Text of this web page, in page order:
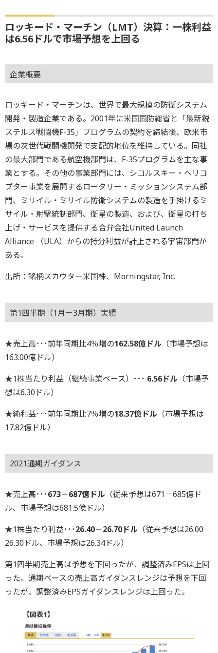
ロッキード・マーチン（LMT）決算：一株利益
は6.56ドルで市場予想を上回る
企業概要
ロッキード・マーチンは、世界で最大規模の防衛システム
開発・製造企業である。2001年に米国国防総省と「最新鋭
ステルス戦闘機F-35」プログラムの契約を締結後、欧米市
場の次世代戦闘機開発で支配的地位を維持している。同社
の最大部門である航空機部門は、F-35プログラムを主な事
業とする。その他の事業部門には、シコルスキー・ヘリコ
プター事業を展開するロータリー・ミッションシステム部
門、ミサイル・ミサイル防衛システムの製造を手掛けるミ
サイル・射撃統制部門、衛星の製造、および、衛星の打ち
上げ・サービスを提供する合弁会社United Launch
Alliance （ULA）からの持分利益が計上される宇宙部門が
ある。
出所：銘柄スカウター米国株、Morningstar, Inc.
第1四半期（1月－3月期）実績
★売上高･･･前年同期比4％増の162.58億ドル （市場予想は
163.00億ドル）
★1株当たり利益（継続事業ベース）･･･ 6.56ドル （市場予
想は6.30ドル）
★純利益･･･前年同期比7％増の18.37億ドル （市場予想は
17.82億ドル）
2021通期ガイダンス
★売上高･･･673－687億ドル （従来予想は671－685億ド
ル、市場予想は681.5億ドル）
★1株当たり利益･･･26.40－26.70ドル （従来予想は26.00－
26.30ドル、市場予想は26.34ドル）
第1四半期売上高は予想を下回ったが、調整済みEPSは上回
った。通期ベースの売上高ガイダンスレンジは予想を下回
ったが、調整済みEPSガイダンスレンジは上回った。
【図表1】